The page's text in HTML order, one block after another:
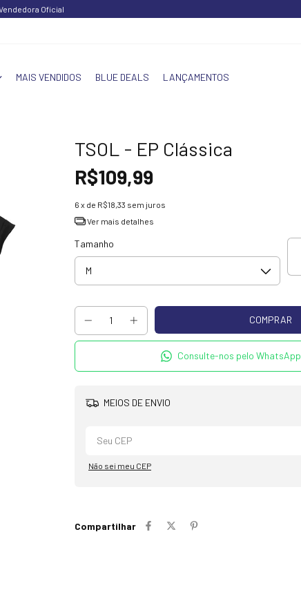
e Nordeste acima de R$ 390,00
MAIS VENDIDOS BLUE DEALS LANÇAMENTOS
TSOL - EP Clássica
R$109,99
6 x de R$18,33 sem juros
Ver mais detalhes
Tamanho
Consulte-nos pelo WhatsApp
MEIOS DE ENVIO
Não sei meu CEP
Compartilhar